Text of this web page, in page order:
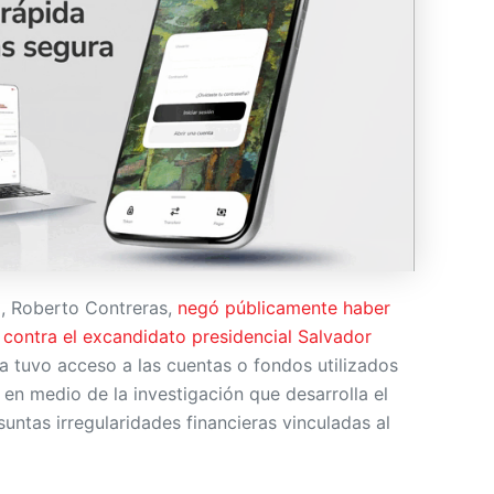
Roberto Contreras, negó públicamente haber
el excandidato presidencial Salvador
tuvo acceso a las cuentas o fondos utilizados
medio de la investigación que desarrolla el
irregularidades financieras vinculadas al